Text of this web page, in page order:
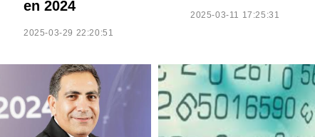
en 2024
2025-03-29 22:20:51
2025-03-11 17:25:31